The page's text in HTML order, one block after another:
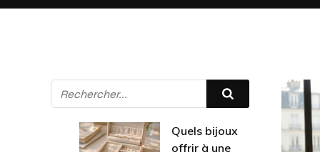
Quels bijoux
offrir à une